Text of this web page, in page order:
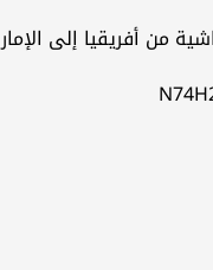
أفريقيا إلى